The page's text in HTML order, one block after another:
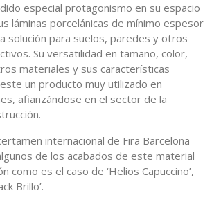
especial protagonismo en su espacio
láminas porcelánicas de mínimo espesor
solución para suelos, paredes y otros
Su versatilidad en tamaño, color,
materiales y sus características
un producto muy utilizado en
afianzándose en el sector de la
internacional de Fira Barcelona
de los acabados de este material
como es el caso de ‘Helios Capuccino’,
Brillo’.